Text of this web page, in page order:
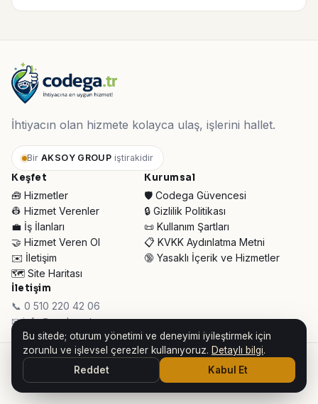
İhtiyacın olan hizmete kolayca ulaş, işlerini hallet.
Bir AKSOY GROUP iştirakidir
Keşfet
🧰 Hizmetler
👷 Hizmet Verenler
💼 İş İlanları
🤝 Hizmet Veren Ol
✉️ İletişim
🗺️ Site Haritası
Kurumsal
🛡️ Codega Güvencesi
🔒 Gizlilik Politikası
📜 Kullanım Şartları
📋 KVKK Aydınlatma Metni
🔞 Yasaklı İçerik ve Hizmetler
İletişim
📞 0 510 220 42 06
✉ info@codega.tr
© 2026 Codega Hizmet Pazaryeri ·
AKSOY GROUP iştirakidir
👥 Toplam Ziyaretçi: 32.498 · Bugün:362
Bu sitede; oturum yönetimi ve deneyimi iyileştirmek için
zorunlu ve işlevsel çerezler kullanıyoruz. Detaylı bilgi.
Reddet
Kabul Et